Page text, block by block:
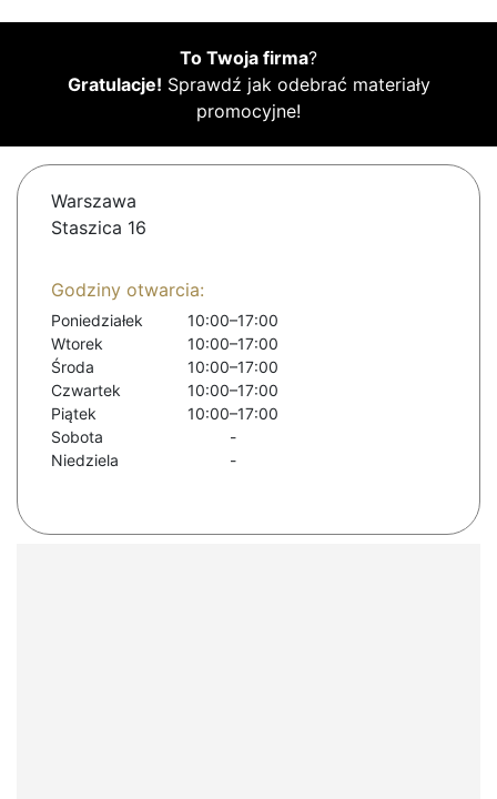
To Twoja firma?
Gratulacje! Sprawdź jak odebrać materiały
promocyjne!
Warszawa
Staszica 16
Godziny otwarcia:
Poniedziałek
10:00–17:00
Wtorek
10:00–17:00
Środa
10:00–17:00
Czwartek
10:00–17:00
Piątek
10:00–17:00
Sobota
-
Niedziela
-